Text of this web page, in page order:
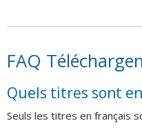
FAQ
Quels titres sont
Seuls les titres en français